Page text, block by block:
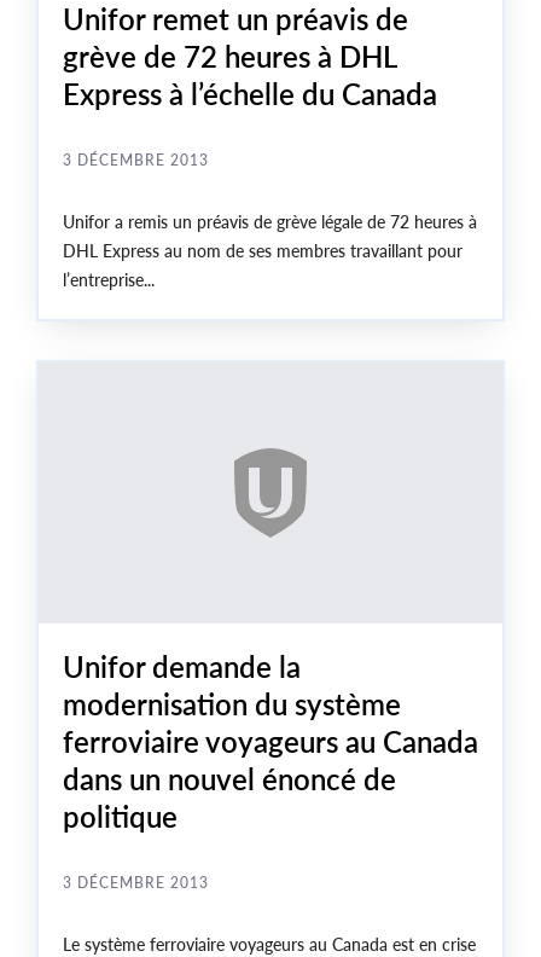
Unifor remet un préavis de
grève de 72 heures à DHL
Express à l’échelle du Canada
3 DÉCEMBRE 2013
Unifor a remis un préavis de grève légale de 72 heures à
DHL Express au nom de ses membres travaillant pour
l’entreprise...
Unifor demande la
modernisation du système
ferroviaire voyageurs au Canada
dans un nouvel énoncé de
politique
3 DÉCEMBRE 2013
Le système ferroviaire voyageurs au Canada est en crise